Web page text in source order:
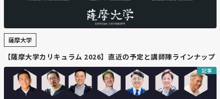
薩摩大学
【薩摩大学カリキュラム 2026】直近の予定と講師陣ラインナップ
記事